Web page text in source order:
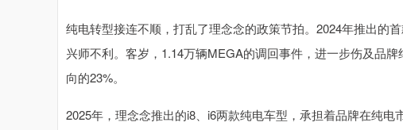
纯电转型接连不顺，打乱了理念念的政策节拍。2024年推出的
兴师不利。客岁，1.14万辆MEGA的调回事件，进一步伤及品
向的23%。
2025年，理念念推出的i8、i6两款纯电车型，承担着品牌在纯